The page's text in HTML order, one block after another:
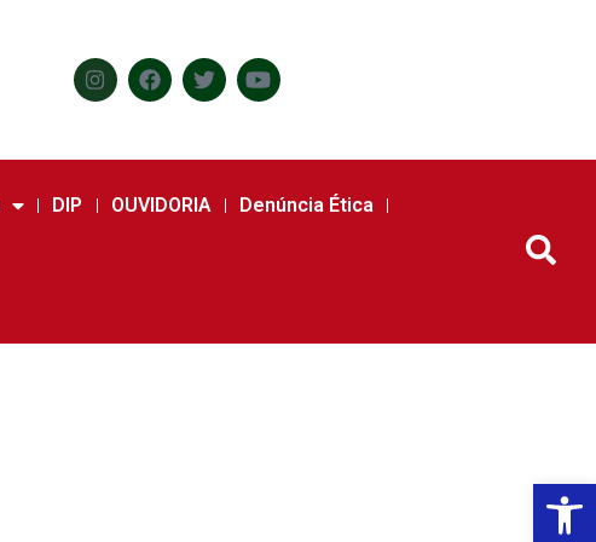
DIP OUVIDORIA Denúncia Ética